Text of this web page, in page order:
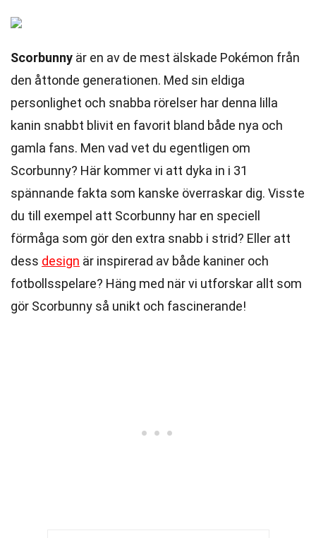
Scorbunny är en av de mest älskade Pokémon från
den åttonde generationen. Med sin eldiga
personlighet och snabba rörelser har denna lilla
kanin snabbt blivit en favorit bland både nya och
gamla fans. Men vad vet du egentligen om
Scorbunny? Här kommer vi att dyka in i 31
spännande fakta som kanske överraskar dig. Visste
du till exempel att Scorbunny har en speciell
förmåga som gör den extra snabb i strid? Eller att
dess design är inspirerad av både kaniner och
fotbollsspelare? Häng med när vi utforskar allt som
gör Scorbunny så unikt och fascinerande!